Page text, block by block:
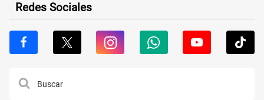
Redes Sociales